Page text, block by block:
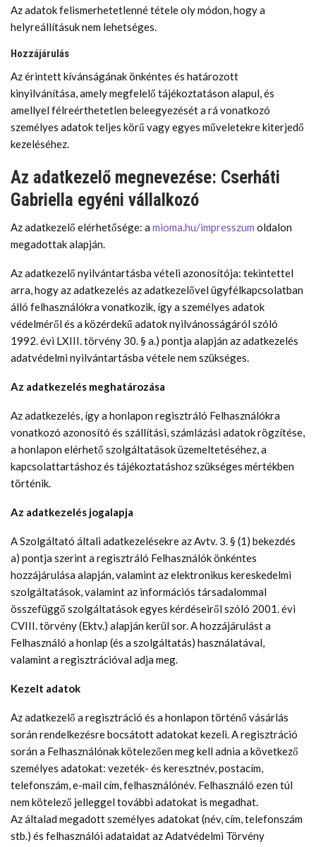
Az adatok felismerhetetlenné tétele oly módon, hogy a
helyreállításuk nem lehetséges.
Hozzájárulás
Az érintett kívánságának önkéntes és határozott
kinyilvánítása, amely megfelelő tájékoztatáson alapul, és
amellyel félreérthetetlen beleegyezését a rá vonatkozó
személyes adatok teljes körű vagy egyes műveletekre kiterjedő
kezeléséhez.
Az adatkezelő megnevezése: Cserháti
Gabriella egyéni vállalkozó
Az adatkezelő elérhetősége: a mioma.hu/impresszum oldalon
megadottak alapján.
Az adatkezelő nyilvántartásba vételi azonosítója: tekintettel
arra, hogy az adatkezelés az adatkezelővel ügyfélkapcsolatban
álló felhasználókra vonatkozik, így a személyes adatok
védelméről és a közérdekű adatok nyilvánosságáról szóló
1992. évi LXIII. törvény 30. § a.) pontja alapján az adatkezelés
adatvédelmi nyilvántartásba vétele nem szükséges.
Az adatkezelés meghatározása
Az adatkezelés, így a honlapon regisztráló Felhasználókra
vonatkozó azonosító és szállítási, számlázási adatok rögzítése,
a honlapon elérhető szolgáltatások üzemeltetéséhez, a
kapcsolattartáshoz és tájékoztatáshoz szükséges mértékben
történik.
Az adatkezelés jogalapja
A Szolgáltató általi adatkezelésekre az Avtv. 3. § (1) bekezdés
a) pontja szerint a regisztráló Felhasználók önkéntes
hozzájárulása alapján, valamint az elektronikus kereskedelmi
szolgáltatások, valamint az információs társadalommal
összefüggő szolgáltatások egyes kérdéseiről szóló 2001. évi
CVIII. törvény (Ektv.) alapján kerül sor. A hozzájárulást a
Felhasználó a honlap (és a szolgáltatás) használatával,
valamint a regisztrációval adja meg.
Kezelt adatok
Az adatkezelő a regisztráció és a honlapon történő vásárlás
során rendelkezésre bocsátott adatokat kezeli. A regisztráció
során a Felhasználónak kötelezően meg kell adnia a következő
személyes adatokat: vezeték- és keresztnév, postacím,
telefonszám, e-mail cím, felhasználónév. Felhasználó ezen túl
nem kötelező jelleggel további adatokat is megadhat.
Az általad megadott személyes adatokat (név, cím, telefonszám
stb.) és felhasználói adataidat az Adatvédelmi Törvény